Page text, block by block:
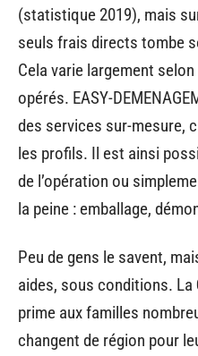
(statistique 2019), mais
seuls frais directs tombe
Cela varie largement
opérés. EASY-
des services sur-mesure,
les profils. Il est ainsi
de l’opération ou
la peine : emballage,
Peu de gens le savent,
aides, sous conditions. La
prime aux familles
changent de région pour